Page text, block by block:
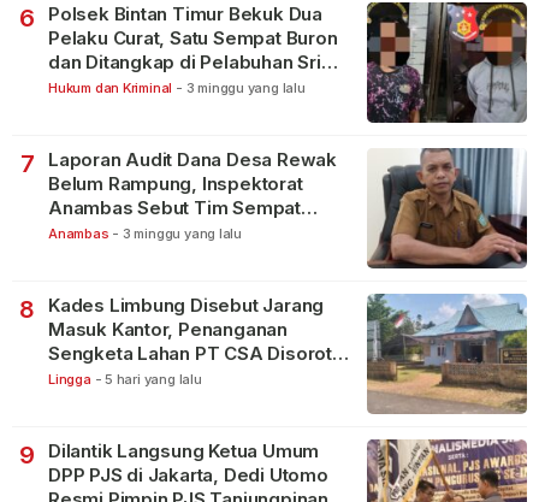
6
Polsek Bintan Timur Bekuk Dua
Pelaku Curat, Satu Sempat Buron
dan Ditangkap di Pelabuhan Sri
Bintan Pura
Hukum dan Kriminal - 3 minggu yang lalu
7
Laporan Audit Dana Desa Rewak
Belum Rampung, Inspektorat
Anambas Sebut Tim Sempat
Terbagi Tangani Kasus Lain
Anambas - 3 minggu yang lalu
8
Kades Limbung Disebut Jarang
Masuk Kantor, Penanganan
Sengketa Lahan PT CSA Disorot
Warga
Lingga - 5 hari yang lalu
9
Dilantik Langsung Ketua Umum
DPP PJS di Jakarta, Dedi Utomo